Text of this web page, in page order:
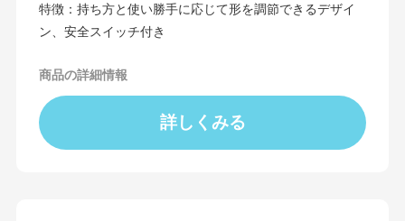
特徴：持ち方と使い勝手に応じて形を調節できるデザイ
ン、安全スイッチ付き
商品の詳細情報
詳しくみる